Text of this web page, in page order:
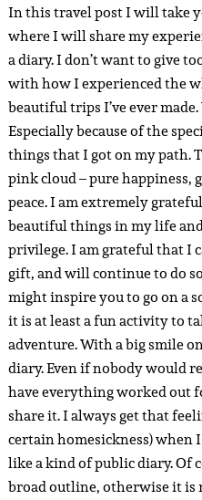
In this travel post I will take
where I will share my
a diary. I don’t want to give
with how I experienced the
beautiful trips I’ve ever
Especially because of the
things that I got on my
pink cloud – pure happiness,
peace. I am extremely
beautiful things in my life
privilege. I am grateful that I
gift, and will continue to do
might inspire you to go on a
it is at least a fun activity to
adventure. With a big smile
diary. Even if nobody would
have everything worked out
share it. I always get that
certain homesickness) when
like a kind of public diary. Of
broad outline, otherwise it is